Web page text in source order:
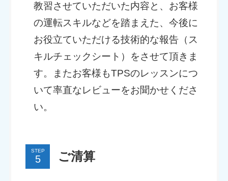
教習させていただいた内容と、お客様
の運転スキルなどを踏まえた、今後に
お役立ていただける技術的な報告（ス
キルチェックシート）をさせて頂きま
す。またお客様もTPSのレッスンにつ
いて率直なレビューをお聞かせくださ
い。
STEP ご清算